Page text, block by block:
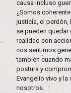
causa incluso
¿Somos
justicia, el perdón,
se pueden
realidad con
nos sentimos
también cuando
postura y
Evangelio vivo y
nosotros.